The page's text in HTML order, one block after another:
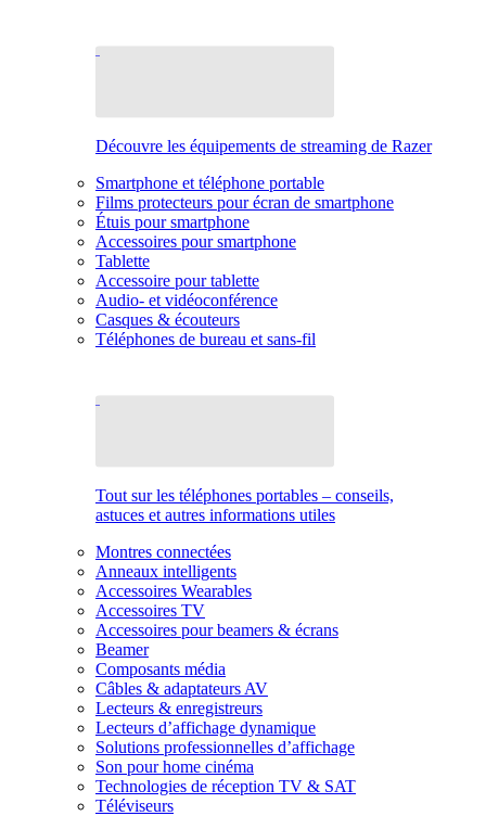
Découvre les équipements de streaming de Razer
Smartphone et téléphone portable
Films protecteurs pour écran de smartphone
Étuis pour smartphone
Accessoires pour smartphone
Tablette
Accessoire pour tablette
Audio- et vidéoconférence
Casques & écouteurs
Téléphones de bureau et sans-fil
Tout sur les téléphones portables – conseils,
astuces et autres informations utiles
Montres connectées
Anneaux intelligents
Accessoires Wearables
Accessoires TV
Accessoires pour beamers & écrans
Beamer
Composants média
Câbles & adaptateurs AV
Lecteurs & enregistreurs
Lecteurs d’affichage dynamique
Solutions professionnelles d’affichage
Son pour home cinéma
Technologies de réception TV & SAT
Téléviseurs